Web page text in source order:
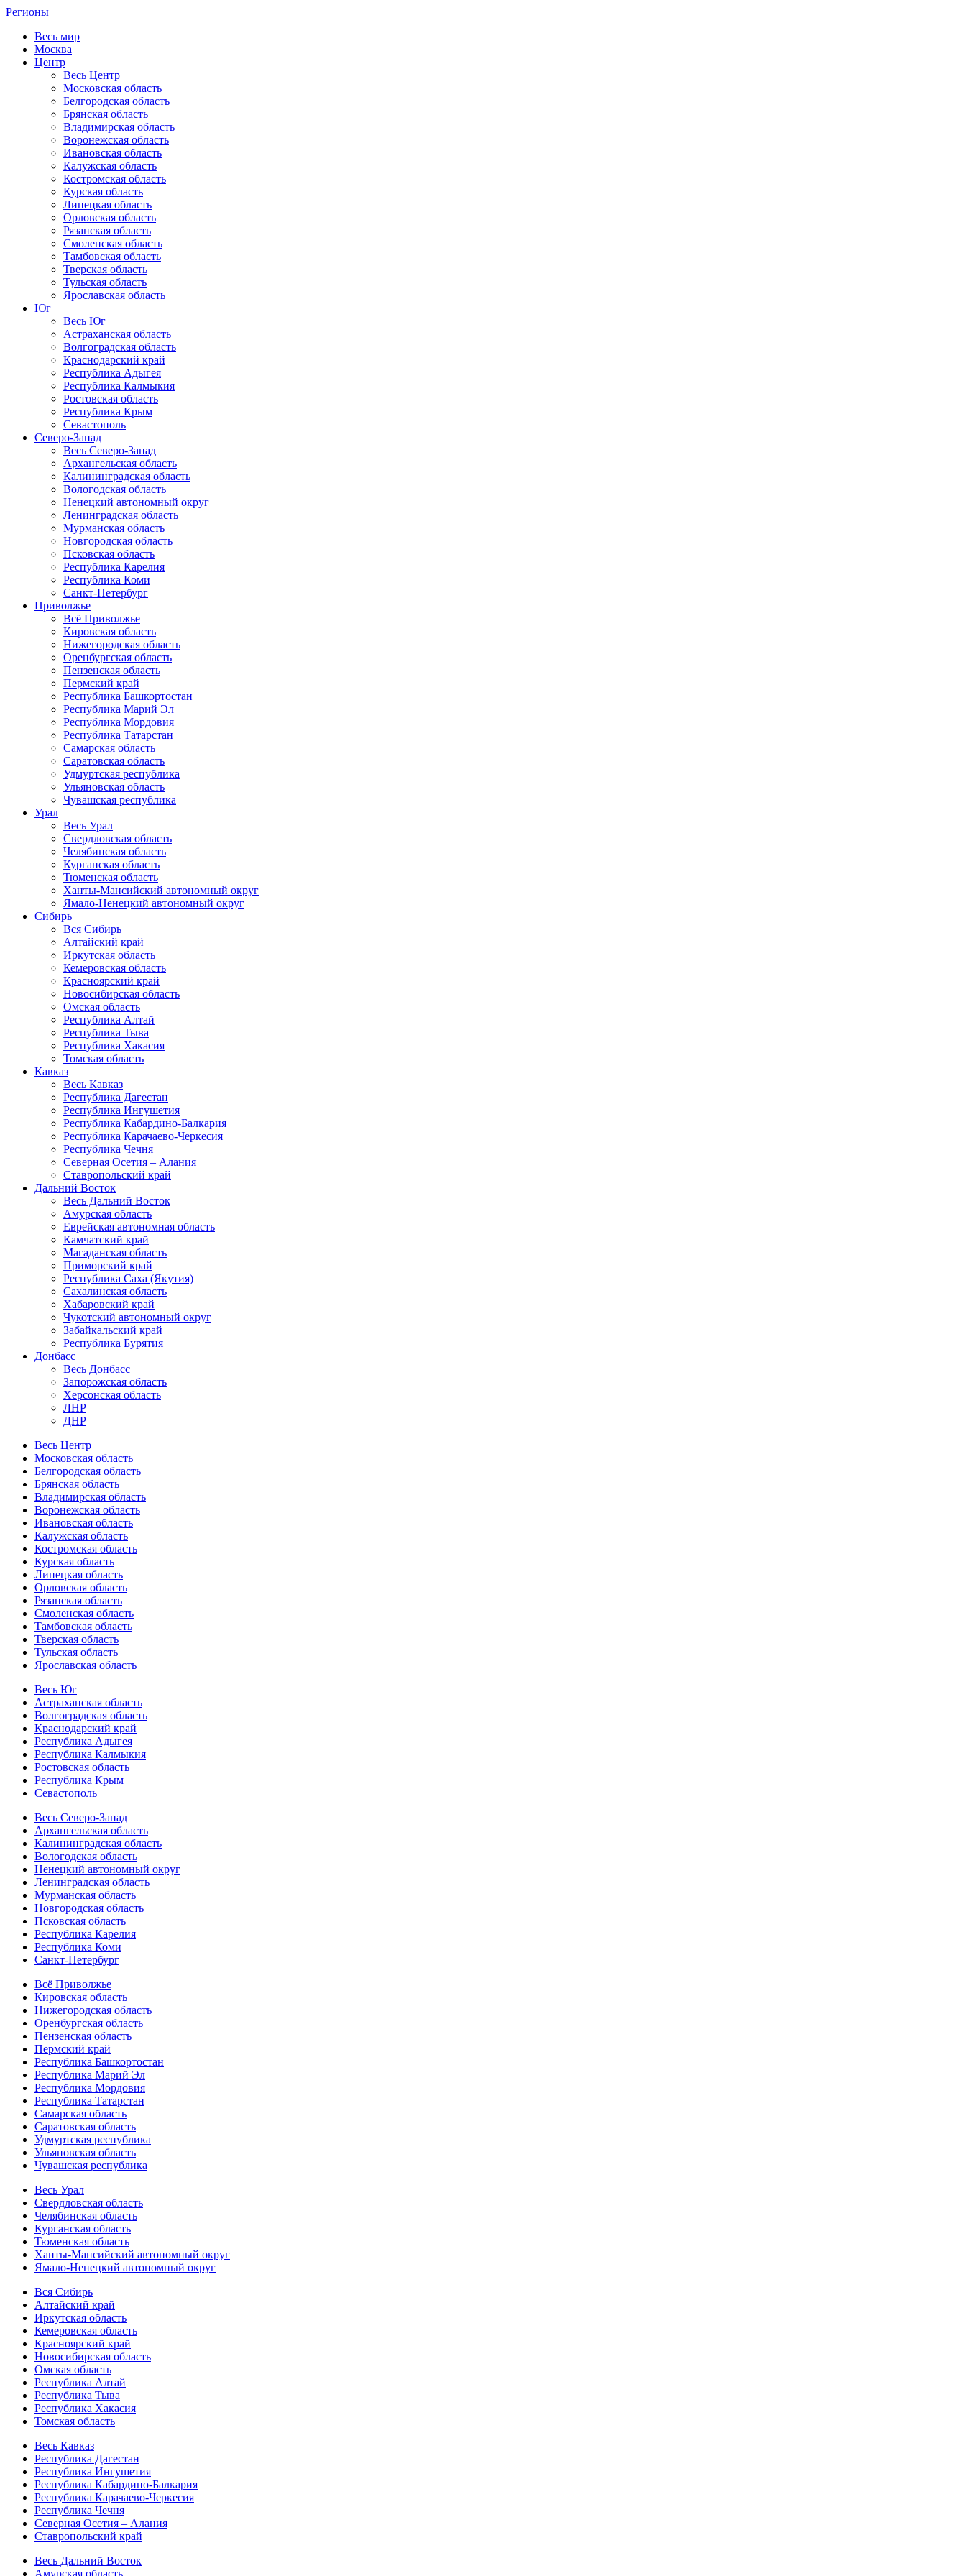
Регионы
Весь мир
Москва
Центр
Весь Центр
Московская область
Белгородская область
Брянская область
Владимирская область
Воронежская область
Ивановская область
Калужская область
Костромская область
Курская область
Липецкая область
Орловская область
Рязанская область
Смоленская область
Тамбовская область
Тверская область
Тульская область
Ярославская область
Юг
Весь Юг
Астраханская область
Волгоградская область
Краснодарский край
Республика Адыгея
Республика Калмыкия
Ростовская область
Республика Крым
Севастополь
Северо-Запад
Весь Северо-Запад
Архангельская область
Калининградская область
Вологодская область
Ненецкий автономный округ
Ленинградская область
Мурманская область
Новгородская область
Псковская область
Республика Карелия
Республика Коми
Санкт-Петербург
Приволжье
Всё Приволжье
Кировская область
Нижегородская область
Оренбургская область
Пензенская область
Пермский край
Республика Башкортостан
Республика Марий Эл
Республика Мордовия
Республика Татарстан
Самарская область
Саратовская область
Удмуртская республика
Ульяновская область
Чувашская республика
Урал
Весь Урал
Свердловская область
Челябинская область
Курганская область
Тюменская область
Ханты-Мансийский автономный округ
Ямало-Ненецкий автономный округ
Сибирь
Вся Сибирь
Алтайский край
Иркутская область
Кемеровская область
Красноярский край
Новосибирская область
Омская область
Республика Алтай
Республика Тыва
Республика Хакасия
Томская область
Кавказ
Весь Кавказ
Республика Дагестан
Республика Ингушетия
Республика Кабардино-Балкария
Республика Карачаево-Черкесия
Республика Чечня
Северная Осетия – Алания
Ставропольский край
Дальний Восток
Весь Дальний Восток
Амурская область
Еврейская автономная область
Камчатский край
Магаданская область
Приморский край
Республика Саха (Якутия)
Сахалинская область
Хабаровский край
Чукотский автономный округ
Забайкальский край
Республика Бурятия
Донбасс
Весь Донбасс
Запорожская область
Херсонская область
ЛНР
ДНР
Весь Центр
Московская область
Белгородская область
Брянская область
Владимирская область
Воронежская область
Ивановская область
Калужская область
Костромская область
Курская область
Липецкая область
Орловская область
Рязанская область
Смоленская область
Тамбовская область
Тверская область
Тульская область
Ярославская область
Весь Юг
Астраханская область
Волгоградская область
Краснодарский край
Республика Адыгея
Республика Калмыкия
Ростовская область
Республика Крым
Севастополь
Весь Северо-Запад
Архангельская область
Калининградская область
Вологодская область
Ненецкий автономный округ
Ленинградская область
Мурманская область
Новгородская область
Псковская область
Республика Карелия
Республика Коми
Санкт-Петербург
Всё Приволжье
Кировская область
Нижегородская область
Оренбургская область
Пензенская область
Пермский край
Республика Башкортостан
Республика Марий Эл
Республика Мордовия
Республика Татарстан
Самарская область
Саратовская область
Удмуртская республика
Ульяновская область
Чувашская республика
Весь Урал
Свердловская область
Челябинская область
Курганская область
Тюменская область
Ханты-Мансийский автономный округ
Ямало-Ненецкий автономный округ
Вся Сибирь
Алтайский край
Иркутская область
Кемеровская область
Красноярский край
Новосибирская область
Омская область
Республика Алтай
Республика Тыва
Республика Хакасия
Томская область
Весь Кавказ
Республика Дагестан
Республика Ингушетия
Республика Кабардино-Балкария
Республика Карачаево-Черкесия
Республика Чечня
Северная Осетия – Алания
Ставропольский край
Весь Дальний Восток
Амурская область